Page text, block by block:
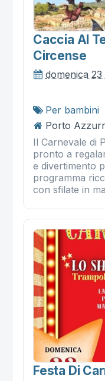
Caccia Al
Circense
domenica
Per bambini
Porto
Il Carnevale di
pronto a
e divertimento
programma
con sfilate in
Festa Di